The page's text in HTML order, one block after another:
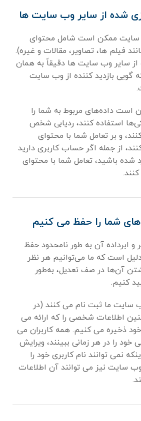
شده از سایر وب سایت ها
سایت ممکن است شامل محتوای
فیلم ها، تصاویر، مقالات و غیره).
سایر وب سایت ها دقیقاً به همان
گویی بازدید کننده از وب سایت
داده‌های مربوط به شما را
استفاده کنند، ردیابی شخص
و بر تعامل شما با محتوای
از جمله اگر حساب کاربری دارید
باشید، تعامل شما با محتوای
شما را حفظ می کنیم
و ابرداده آن به طور نامحدود حفظ
است که ما می‌توانیم هر نظر
آن‌ها در صف تعدیل، به‌طور
کنیم.
سایت ما ثبت نام می کنند (در
اطلاعات شخصی را که ارائه می
خود ذخیره می کنیم. همه کاربران می
را در هر زمانی ببینند، ویرایش
نمی توانند نام کاربری خود را
سایت نیز می توانند آن اطلاعات